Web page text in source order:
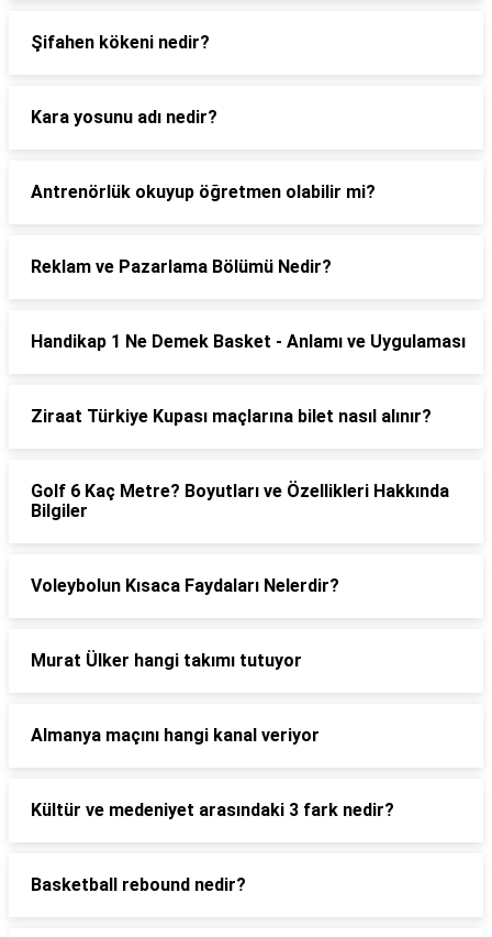
Şifahen kökeni nedir?
Kara yosunu adı nedir?
Antrenörlük okuyup öğretmen olabilir mi?
Reklam ve Pazarlama Bölümü Nedir?
Handikap 1 Ne Demek Basket - Anlamı ve Uygulaması
Ziraat Türkiye Kupası maçlarına bilet nasıl alınır?
Golf 6 Kaç Metre? Boyutları ve Özellikleri Hakkında
Bilgiler
Voleybolun Kısaca Faydaları Nelerdir?
Murat Ülker hangi takımı tutuyor
Almanya maçını hangi kanal veriyor
Kültür ve medeniyet arasındaki 3 fark nedir?
Basketball rebound nedir?